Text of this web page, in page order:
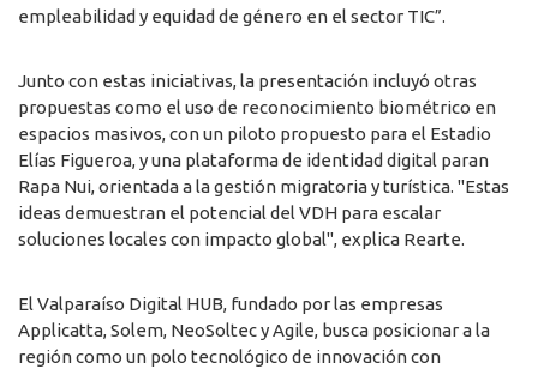
empleabilidad y equidad de género en el sector TIC”.
Junto con estas iniciativas, la presentación incluyó otras
propuestas como el uso de reconocimiento biométrico en
espacios masivos, con un piloto propuesto para el Estadio
Elías Figueroa, y una plataforma de identidad digital paran
Rapa Nui, orientada a la gestión migratoria y turística. "Estas
ideas demuestran el potencial del VDH para escalar
soluciones locales con impacto global", explica Rearte.
El Valparaíso Digital HUB, fundado por las empresas
Applicatta, Solem, NeoSoltec y Agile, busca posicionar a la
región como un polo tecnológico de innovación con